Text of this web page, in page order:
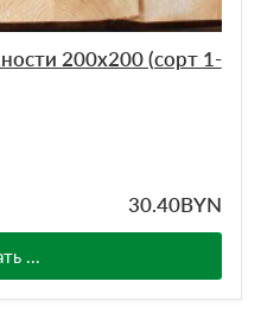
200х200 (сорт 1-
30.40BYN
...